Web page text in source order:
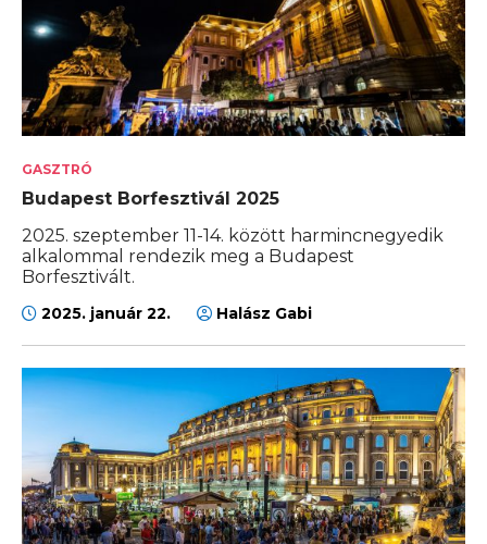
GASZTRÓ
Budapest Borfesztivál 2025
2025. szeptember 11-14. között harmincnegyedik
alkalommal rendezik meg a Budapest
Borfesztivált.
2025. január 22. Halász Gabi